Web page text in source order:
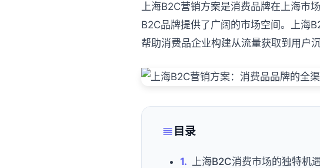
上海B2C营销方案是消费品牌在上海市
B2C品牌提供了广阔的市场空间。上海
帮助消费品企业构建从流量获取到用户
目录
上海B2C消费市场的独特机